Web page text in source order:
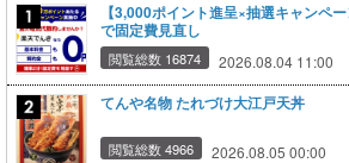
【3,000ポイント進呈×抽選キャンペ
で固定費見直し
閲覧総数 16874 2026.08.04 11:00
てんや名物 たれづけ大江戸天丼
閲覧総数 4966 2026.08.05 00:00